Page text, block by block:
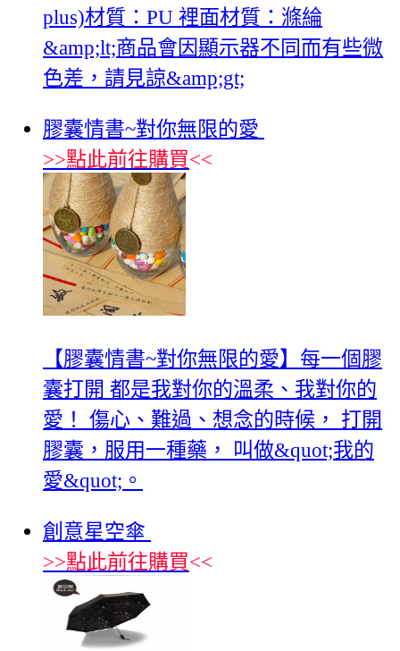
plus)材質：PU 裡面材質：滌綸
&amp;lt;商品會因顯示器不同而有些微
色差，請見諒&amp;gt;
膠囊情書~對你無限的愛
>>點此前往購買<<
【膠囊情書~對你無限的愛】每一個膠
囊打開 都是我對你的溫柔、我對你的
愛！ 傷心、難過、想念的時候， 打開
膠囊，服用一種藥， 叫做&quot;我的
愛&quot;。
創意星空傘
>>點此前往購買<<